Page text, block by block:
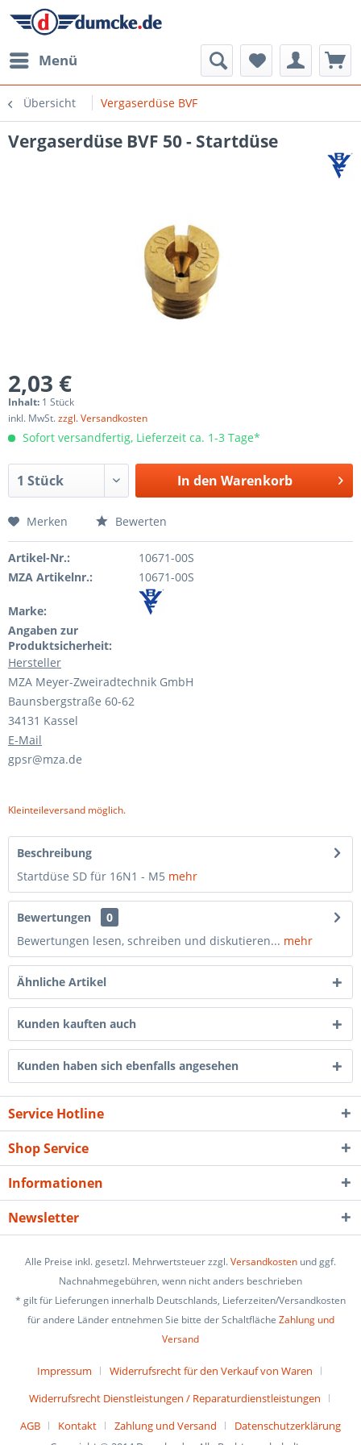
Menü
Übersicht Vergaserdüse BVF
Vergaserdüse BVF 50 - Startdüse
2,03 €
Inhalt: 1 Stück
inkl. MwSt.zzgl. Versandkosten
Sofort versandfertig, Lieferzeit ca. 1-3 Tage*
In den Warenkorb
Merken Bewerten
Artikel-Nr.:
10671-00S
MZA Artikelnr.:
10671-00S
Marke:
Angaben zur
Produktsicherheit:
Hersteller
MZA Meyer-Zweiradtechnik GmbH
Baunsbergstraße 60-62
34131 Kassel
E-Mail
gpsr@mza.de
Kleinteileversand möglich.
Beschreibung
Startdüse SD für 16N1 - M5 mehr
Bewertungen
0
Bewertungen lesen, schreiben und diskutieren... mehr
Ähnliche Artikel
Kunden kauften auch
Kunden haben sich ebenfalls angesehen
Service Hotline
Shop Service
Informationen
Newsletter
Alle Preise inkl. gesetzl. Mehrwertsteuer zzgl.Versandkosten und ggf.
Nachnahmegebühren, wenn nicht anders beschrieben
* gilt für Lieferungen innerhalb Deutschlands, Lieferzeiten/Versandkosten
für andere Länder entnehmen Sie bitte der Schaltfläche Zahlung und
Versand
Impressum
Widerrufsrecht für den Verkauf von Waren
Widerrufsrecht Dienstleistungen / Reparaturdienstleistungen
AGB
Kontakt Zahlung und Versand
Datenschutzerklärung